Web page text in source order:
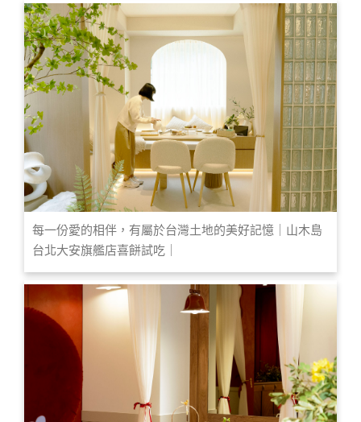
每一份愛的相伴，有屬於台灣土地的美好記憶｜山木島
台北大安旗艦店喜餅試吃｜